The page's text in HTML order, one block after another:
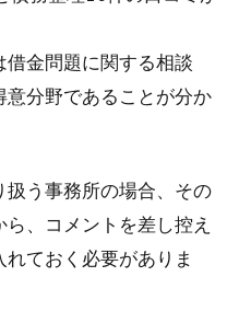
金問題に関する相談
分野であることが分か
う事務所の場合、その
、コメントを差し控え
ておく必要がありま